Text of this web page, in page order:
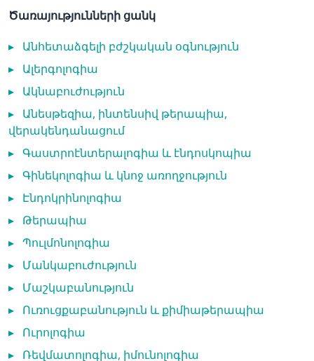
Ծառայությունների ցանկ
▸ Անհետաձգելի բժշկական օգնություն
▸ Ալերգոլոգիա
▸ Ակնաբուժություն
▸ Անեսթեզիա, ինտենսիվ թերապիա,
վերակենդանացում
▸ Գաստրոէնտերալոգիա և էնդոսկոպիա
▸ Գինեկոլոգիա և կնոջ առողջություն
▸ Էնդոկրինոլոգիա
▸ Թերապիա
▸ Պուլմոնոլոգիա
▸ Մանկաբուժություն
▸ Մաշկաբանություն
▸ Ուռուցքաբանություն և քիմիաթերապիա
▸ Ուրոլոգիա
▸ Ռեվմատոլոգիա, իմունոլոգիա